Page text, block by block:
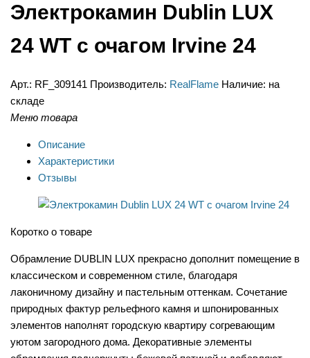
Электрокамин Dublin LUX
24 WT c очагом Irvine 24
Арт.: RF_309141 Производитель: RealFlame Наличие: на
складе
Меню товара
Описание
Характеристики
Отзывы
Коротко о товаре
Обрамление DUBLIN LUX прекрасно дополнит помещение в
классическом и современном стиле, благодаря
лаконичному дизайну и пастельным оттенкам. Сочетание
природных фактур рельефного камня и шпонированных
элементов наполнят городскую квартиру согревающим
уютом загородного дома. Декоративные элементы